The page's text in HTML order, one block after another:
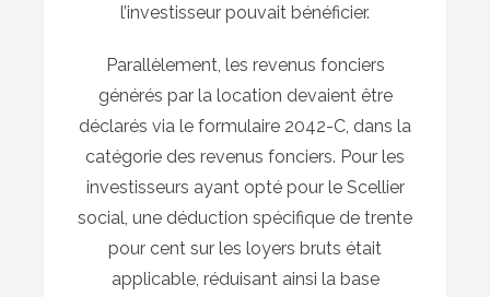
l’investisseur pouvait bénéficier.
Parallèlement, les revenus fonciers
générés par la location devaient être
déclarés via le formulaire 2042-C, dans la
catégorie des revenus fonciers. Pour les
investisseurs ayant opté pour le Scellier
social, une déduction spécifique de trente
pour cent sur les loyers bruts était
applicable, réduisant ainsi la base